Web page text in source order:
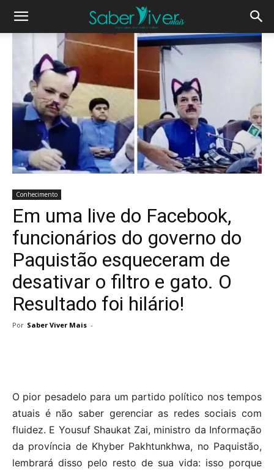
Conhecimento
Em uma live do Facebook,
funcionários do governo do
Paquistão esqueceram de
desativar o filtro e gato. O
Resultado foi hilário!
Por Saber Viver Mais -
O pior pesadelo para um partido político nos tempos
atuais é não saber gerenciar as redes sociais com
fluidez. E Yousuf Shaukat Zai, ministro da Informação
da província de Khyber Pakhtunkhwa, no Paquistão,
lembrará disso pelo resto de sua vida: isso porque